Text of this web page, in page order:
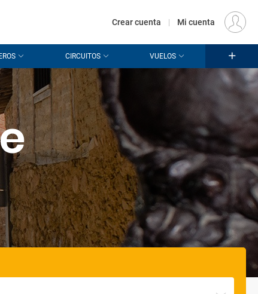
EUR
Crear cuenta | Mi cuenta
CIRCUITOS VUELOS